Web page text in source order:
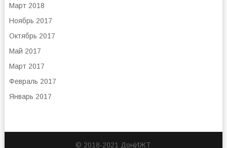
Март 2018
Ноябрь 2017
Октябрь 2017
Май 2017
Март 2017
Февраль 2017
Январь 2017
© 2018-2021 ДонИЖТ